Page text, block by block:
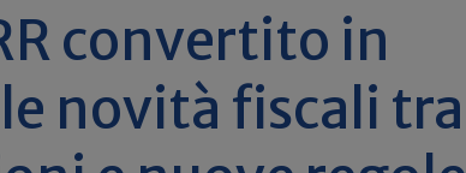
convertito in
novità fiscali tra